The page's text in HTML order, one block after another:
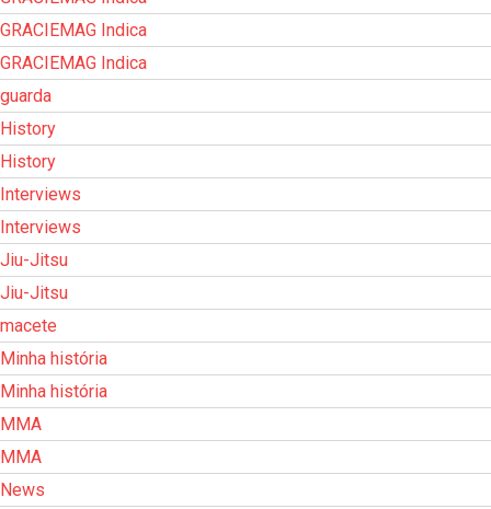
GRACIEMAG Indica
GRACIEMAG Indica
guarda
History
History
Interviews
Interviews
Jiu-Jitsu
Jiu-Jitsu
macete
Minha história
Minha história
MMA
MMA
News